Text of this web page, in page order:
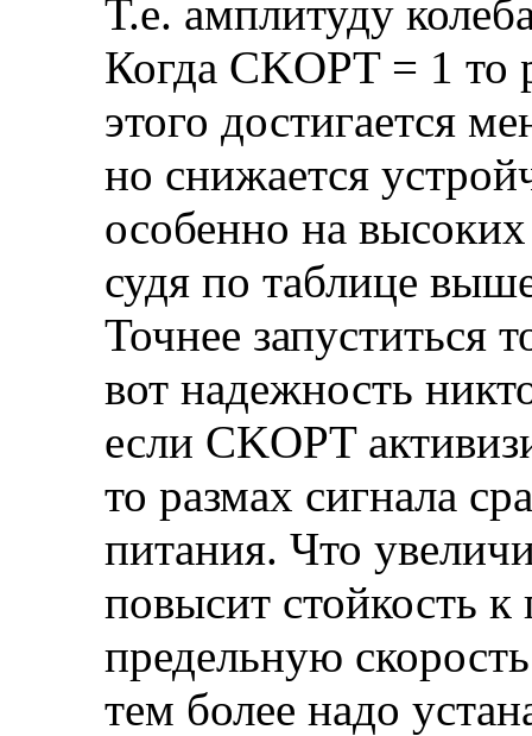
Т.е. амплитуду
Когда CKOPT = 1 то
этого достигается
но снижается
особенно на
судя по таблице
Точнее запуститься
вот надежность
если CKOPT
то размах сигнала
питания. Что
повысит стойкость
предельную
тем более надо